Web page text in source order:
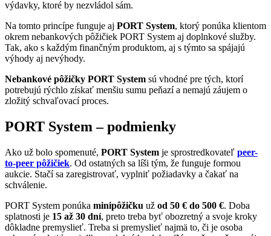
výdavky, ktoré by nezvládol sám.
Na tomto princípe funguje aj PORT System, ktorý ponúka klientom
okrem nebankových pôžičiek PORT System aj doplnkové služby.
Tak, ako s každým finančným produktom, aj s týmto sa spájajú
výhody aj nevýhody.
Nebankové pôžičky PORT System sú vhodné pre tých, ktorí
potrebujú rýchlo získať menšiu sumu peňazí a nemajú záujem o
zložitý schvaľovací proces.
PORT System – podmienky
Ako už bolo spomenuté, PORT System je sprostredkovateľ peer-
to-peer pôžičiek. Od ostatných sa líši tým, že funguje formou
aukcie. Stačí sa zaregistrovať, vyplniť požiadavky a čakať na
schválenie.
PORT System ponúka minipôžičku už od 50 € do 500 €. Doba
splatnosti je 15 až 30 dní, preto treba byť obozretný a svoje kroky
dôkladne premyslieť. Treba si premyslieť najmä to, či je osoba